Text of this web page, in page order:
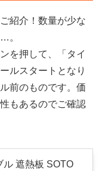
紹介！数量が少な
。
を押して、「タイ
ルスタートとなり
前のものです。価
もあるのでご確認
ル 遮熱板 SOTO